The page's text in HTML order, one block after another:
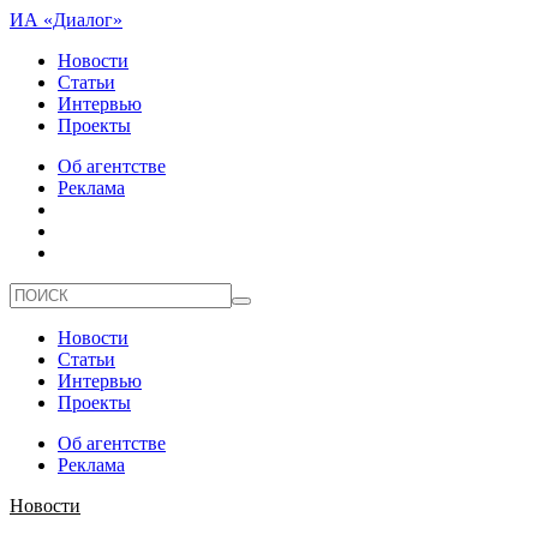
ИА «Диалог»
Новости
Статьи
Интервью
Проекты
Об агентстве
Реклама
Новости
Статьи
Интервью
Проекты
Об агентстве
Реклама
Новости